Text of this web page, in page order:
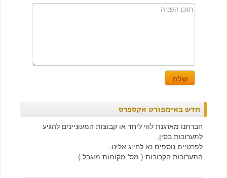
חדש באימפורט אקספרס
חברתנו מארגנת לווי ליחד או קבוצות המעוניינים להגיע
לתערוכות בסין.
לפרטיים נוספים נא לחייג אלינו.
התערוכות הקרובות ( מס' מקומות מוגבל )